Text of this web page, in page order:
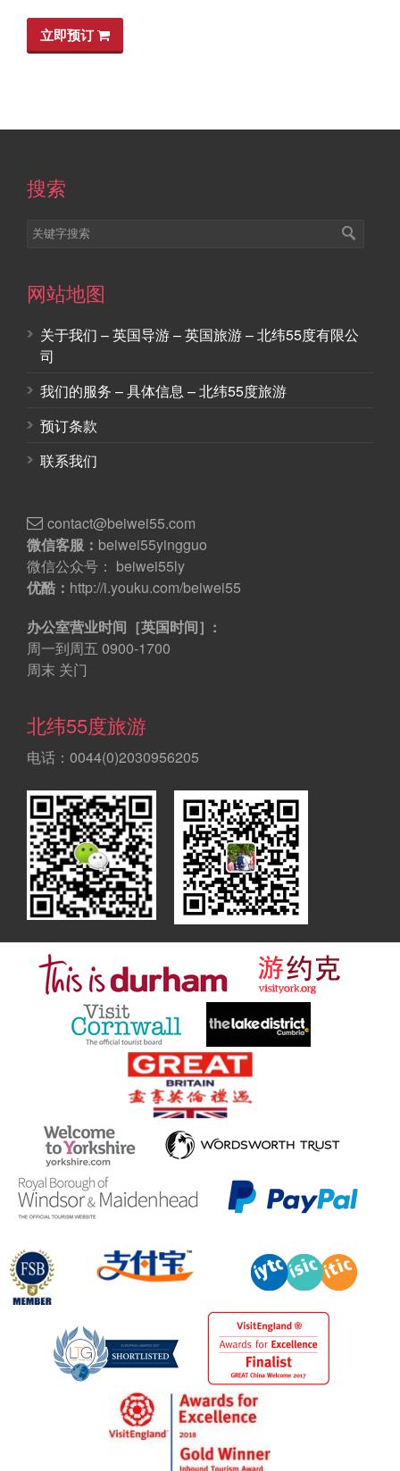
立即预订
搜索
网站地图
关于我们 – 英国导游 – 英国旅游 – 北纬55度有限公
司
我们的服务 – 具体信息 – 北纬55度旅游
预订条款
联系我们
contact@beiwei55.com
微信客服： beiwei55yingguo
微信公众号： beiwei55ly
优酷： http://i.youku.com/beiwei55
办公室营业时间［英国时间］:
周一到周五 0900-1700
周末 关门
北纬55度旅游
电话：0044(0)2030956205